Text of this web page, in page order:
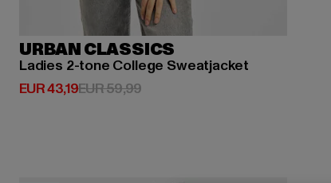
URBAN CLASSICS
Ladies 2-tone College Sweatjacket
EUR 43,19
Derzeitiger Preis: EUR 43,19
EUR 59,99Aktionspreis: EUR 59,99